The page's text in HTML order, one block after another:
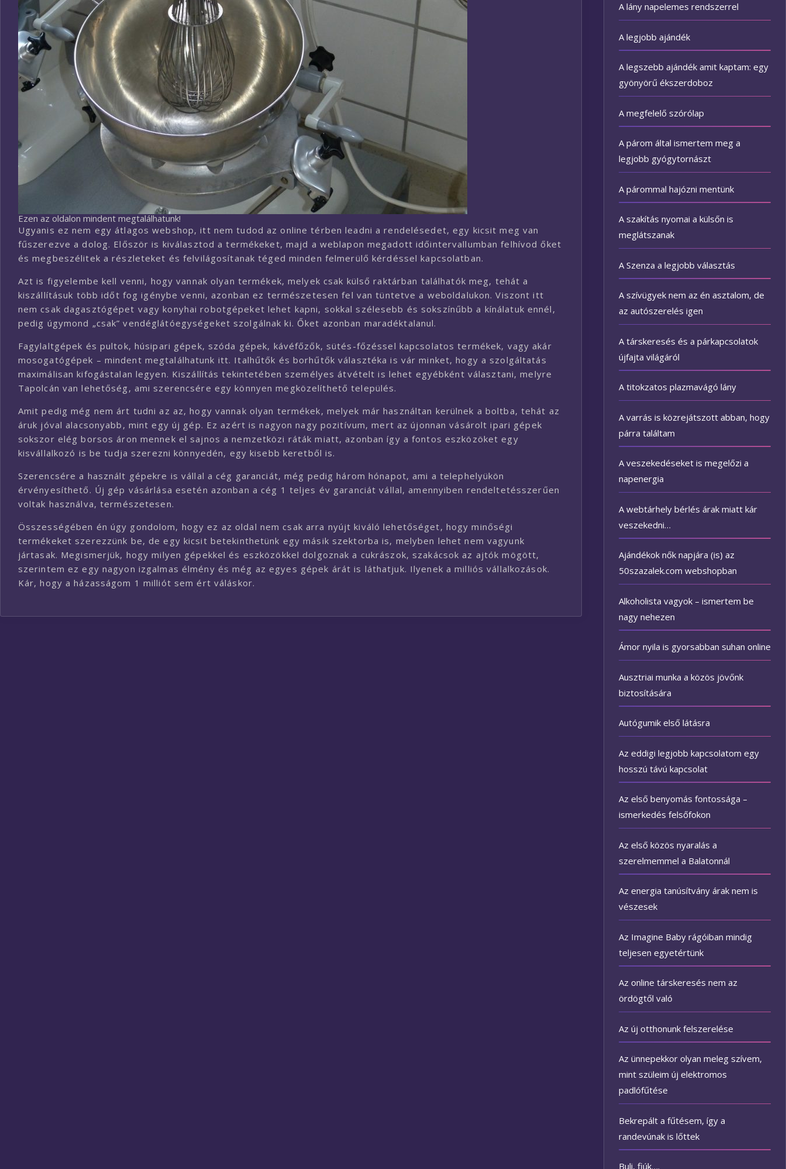
Ezen az oldalon mindent megtalálhatunk!
Ugyanis ez nem egy átlagos webshop, itt nem tudod az online térben leadni a rendelésedet, egy kicsit meg van
fűszerezve a dolog. Először is kiválasztod a termékeket, majd a weblapon megadott időintervallumban felhívod őket
és megbeszélitek a részleteket és felvilágosítanak téged minden felmerülő kérdéssel kapcsolatban.
Azt is figyelembe kell venni, hogy vannak olyan termékek, melyek csak külső raktárban találhatók meg, tehát a
kiszállításuk több időt fog igénybe venni, azonban ez természetesen fel van tüntetve a weboldalukon. Viszont itt
nem csak dagasztógépet vagy konyhai robotgépeket lehet kapni, sokkal szélesebb és sokszínűbb a kínálatuk ennél,
pedig úgymond „csak” vendéglátóegységeket szolgálnak ki. Őket azonban maradéktalanul.
Fagylaltgépek és pultok, húsipari gépek, szóda gépek, kávéfőzők, sütés-főzéssel kapcsolatos termékek, vagy akár
mosogatógépek – mindent megtalálhatunk itt. Italhűtők és borhűtők választéka is vár minket, hogy a szolgáltatás
maximálisan kifogástalan legyen. Kiszállítás tekintetében személyes átvételt is lehet egyébként választani, melyre
Tapolcán van lehetőség, ami szerencsére egy könnyen megközelíthető település.
Amit pedig még nem árt tudni az az, hogy vannak olyan termékek, melyek már használtan kerülnek a boltba, tehát az
áruk jóval alacsonyabb, mint egy új gép. Ez azért is nagyon nagy pozitívum, mert az újonnan vásárolt ipari gépek
sokszor elég borsos áron mennek el sajnos a nemzetközi ráták miatt, azonban így a fontos eszközöket egy
kisvállalkozó is be tudja szerezni könnyedén, egy kisebb keretből is.
Szerencsére a használt gépekre is vállal a cég garanciát, még pedig három hónapot, ami a telephelyükön
érvényesíthető. Új gép vásárlása esetén azonban a cég 1 teljes év garanciát vállal, amennyiben rendeltetésszerűen
voltak használva, természetesen.
Összességében én úgy gondolom, hogy ez az oldal nem csak arra nyújt kiváló lehetőséget, hogy minőségi
termékeket szerezzünk be, de egy kicsit betekinthetünk egy másik szektorba is, melyben lehet nem vagyunk
jártasak. Megismerjük, hogy milyen gépekkel és eszközökkel dolgoznak a cukrászok, szakácsok az ajtók mögött,
szerintem ez egy nagyon izgalmas élmény és még az egyes gépek árát is láthatjuk. Ilyenek a milliós vállalkozások.
Kár, hogy a házasságom 1 milliót sem ért váláskor.
A lány napelemes rendszerrel
A legjobb ajándék
A legszebb ajándék amit kaptam: egy
gyönyörű ékszerdoboz
A megfelelő szórólap
A párom által ismertem meg a
legjobb gyógytornászt
A párommal hajózni mentünk
A szakítás nyomai a külsőn is
meglátszanak
A Szenza a legjobb választás
A szívügyek nem az én asztalom, de
az autószerelés igen
A társkeresés és a párkapcsolatok
újfajta világáról
A titokzatos plazmavágó lány
A varrás is közrejátszott abban, hogy
párra találtam
A veszekedéseket is megelőzi a
napenergia
A webtárhely bérlés árak miatt kár
veszekedni…
Ajándékok nők napjára (is) az
50szazalek.com webshopban
Alkoholista vagyok – ismertem be
nagy nehezen
Ámor nyila is gyorsabban suhan online
Ausztriai munka a közös jövőnk
biztosítására
Autógumik első látásra
Az eddigi legjobb kapcsolatom egy
hosszú távú kapcsolat
Az első benyomás fontossága –
ismerkedés felsőfokon
Az első közös nyaralás a
szerelmemmel a Balatonnál
Az energia tanúsítvány árak nem is
vészesek
Az Imagine Baby rágóiban mindig
teljesen egyetértünk
Az online társkeresés nem az
ördögtől való
Az új otthonunk felszerelése
Az ünnepekkor olyan meleg szívem,
mint szüleim új elektromos
padlófűtése
Bekrepált a fűtésem, így a
randevúnak is lőttek
Buli, fiúk….